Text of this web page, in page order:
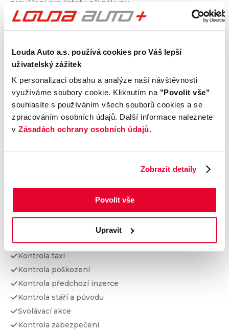
Louda Auto a.s. používá cookies pro Váš lepší
uživatelský zážitek
K personalizaci obsahu a analýze naší návštěvnosti
využíváme soubory cookie. Kliknutím na "Povolit vše"
souhlasíte s používáním všech souborů cookies a se
zpracováním osobních údajů. Další informace naleznete
v Zásadách ochrany osobních údajů.
Zobrazit detaily
Povolit vše
Upravit
prověření pro jistotu při nákupu.
Motor
Převodovka a spojka
Nápravy a podvozek
Výfuková soustava
Brzdy
Elektronické části vozu
Karoserie
Výbava
Prověření vozu od Cebia
Kontrola najetých km
Kontrola financování
Kontrola taxi
Kontrola poškození
Kontrola předchozí inzerce
Kontrola stáří a původu
Svolávací akce
Kontrola zabezpečení